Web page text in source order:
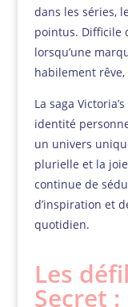
dans les séries,
pointus. Difficile
lorsqu’une
habilement
La saga
identité
un univers
plurielle et la
continue de
d’inspiration et
quotidien.
Les
Secret